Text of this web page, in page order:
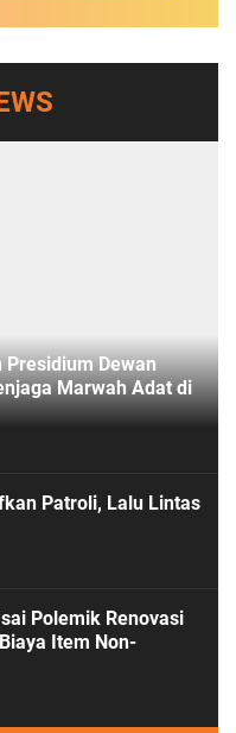
Dewan
Marwah Adat di
Patroli, Lalu Lintas
Polemik Renovasi
Item Non-